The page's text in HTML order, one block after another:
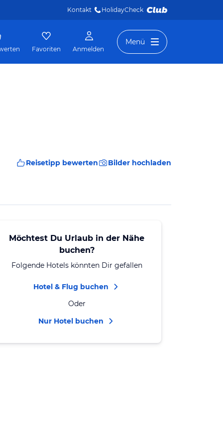
Kontakt HolidayCheck
Favoriten Anmelden
Menü
Reisetipp bewerten Bilder hochladen
Möchtest Du Urlaub in der Nähe
buchen?
Folgende Hotels könnten Dir gefallen
Hotel & Flug buchen
Oder
Nur Hotel buchen